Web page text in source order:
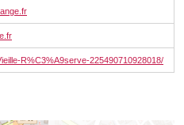
R%C3%A9serve-225490710928018/